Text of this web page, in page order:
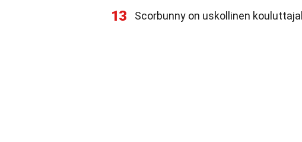
13 Scorbunny on uskollinen